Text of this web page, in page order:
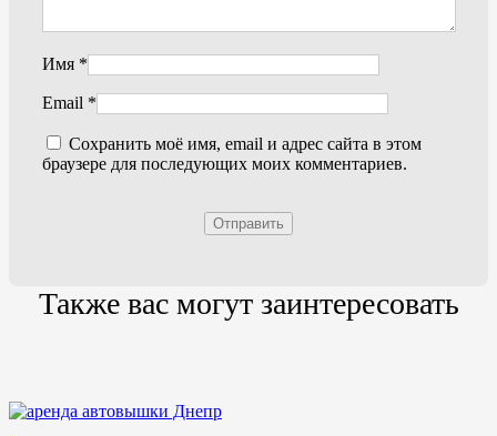
Имя *
Email *
Сохранить моё имя, email и адрес сайта в этом
браузере для последующих моих комментариев.
Также вас могут заинтересовать